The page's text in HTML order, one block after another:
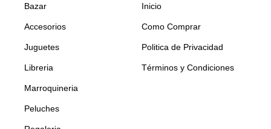
Bazar
Accesorios
Juguetes
Libreria
Marroquineria
Peluches
Inicio
Como Comprar
Politica de Privacidad
Términos y Condiciones